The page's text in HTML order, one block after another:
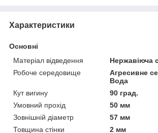
Характеристики
Основні
Матеріал відведення
Нержавіюча
Робоче середовище
Агресивне
Вода
Кут вигину
90 град.
Умовний прохід
50 мм
Зовнішній діаметр
57 мм
Товщина стінки
2 мм